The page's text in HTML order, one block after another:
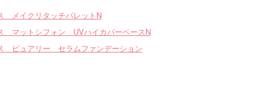
メイクリタッチパレットN
マットシフォン UVハイカバーベースN
ピュアリー セラムファンデーション